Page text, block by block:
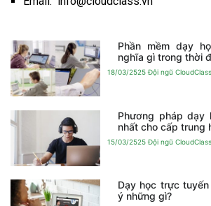
Phần mềm dạy
nghĩa gì trong thời
18/03/2525 Đội ngũ
Phương pháp dạy
nhất cho cấp trung
15/03/2525 Đội ngũ
Dạy học trực
ý những gì?